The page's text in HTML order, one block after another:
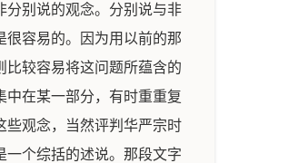
分别说的观念。分别说与非
很容易的。因为用以前的那
较容易将这问题所蕴含的
中在某一部分，有时重重复
些观念，当然评判华严宗时
个综括的述说。那段文字